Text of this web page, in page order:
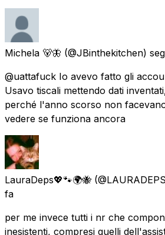
Michela 🐻🦋 (@JBinthekitchen)
@uattafuck Io avevo fatto gli
Usavo tiscali mettendo dati
perché l'anno scorso non
vedere se funziona ancora
LauraDeps💖🐾🌍🐝
fa
per me invece tutti i nr che
inesistenti, compresi quelli